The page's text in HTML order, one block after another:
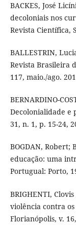
BACKES, José
decoloniais nos
Revista Científica,
BALLESTRIN,
Revista Brasileira
117, maio./ago.
BERNARDINO-
Decolonialidade e
31, n. 1, p. 15-24,
BOGDAN, Robert;
educação: uma
Portugual: Porto,
BRIGHENTI,
violência contra os
Florianópolis, v.